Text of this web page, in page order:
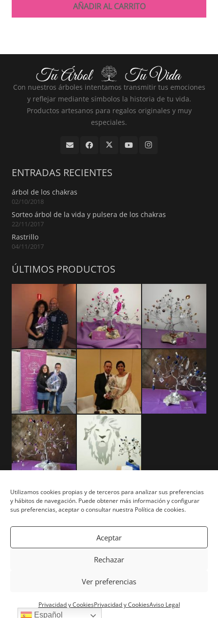
Utilizamos cookies propias y de terceros para analizar sus preferencias
y hábitos de navegación. Puede obtener más información y configurar
sus preferencias, aceptar o consultar nuestra Política de cookies.
Aceptar
Rechazar
Ver preferencias
Privacidad y CookiesPrivacidad y CookiesAviso Legal
AÑADIR AL CARRITO
Con nuestros árboles intentamos transmitir tus emociones
y reflejar mediante símbolos la historia de tu vida.
Productos artesanos para regalos originales y muy
especiales.
ENTRADAS RECIENTES
árbol de los chakras
02/10/2018
Sorteo árbol de la vida y pulsera de los chakras
22/11/2017
Rastrillo
04/11/2017
ÚLTIMOS PRODUCTOS
Aviso Legal
Privacidad y Cookies
Mapa del Sitio
reservados. | Powered byWhite Lion Studio
Español